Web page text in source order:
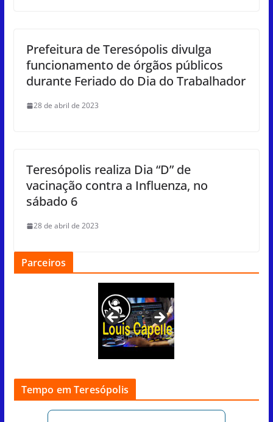
Prefeitura de Teresópolis divulga
funcionamento de órgãos públicos
durante Feriado do Dia do Trabalhador
28 de abril de 2023
Teresópolis realiza Dia “D” de
vacinação contra a Influenza, no
sábado 6
28 de abril de 2023
Parceiros
Tempo em Teresópolis